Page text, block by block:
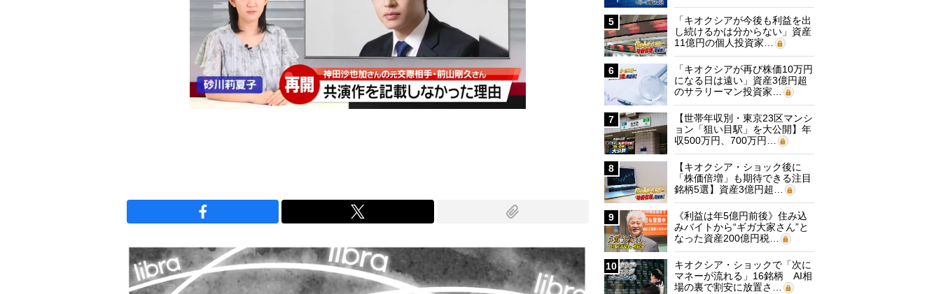
5
「キオクシアが今後も利益を出
し続けるかは分からない」資産
11億円の個人投資家…
6
「キオクシアが再び株価10万円
になる日は遠い」資産3億円超
のサラリーマン投資家…
7
【世帯年収別・東京23区マンシ
ョン「狙い目駅」を大公開】年
収500万円、700万円…
8
【キオクシア・ショック後に
「株価倍増」も期待できる注目
銘柄5選】資産3億円超…
9
《利益は年5億円前後》住み込
みバイトから“ギガ大家さん”と
なった資産200億円税…
10
キオクシア・ショックで「次に
マネーが流れる」16銘柄 AI相
場の裏で割安に放置さ…